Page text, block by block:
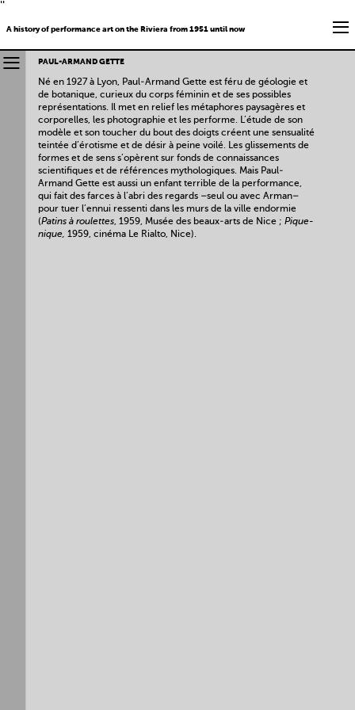
''
A history of performance art on the Riviera from 1951 until now
PAUL-ARMAND GETTE
Né en 1927 à Lyon, Paul-Armand Gette est féru de géologie et
de botanique, curieux du corps féminin et de ses possibles
représentations. Il met en relief les métaphores paysagères et
corporelles, les photographie et les performe. L’étude de son
modèle et son toucher du bout des doigts créent une sensualité
teintée d’érotisme et de désir à peine voilé. Les glissements de
formes et de sens s’opèrent sur fonds de connaissances
scientifiques et de références mythologiques. Mais Paul-
Armand Gette est aussi un enfant terrible de la performance,
qui fait des farces à l’abri des regards –seul ou avec Arman–
pour tuer l’ennui ressenti dans les murs de la ville endormie
(Patins à roulettes, 1959, Musée des beaux-arts de Nice ; Pique-
nique, 1959, cinéma Le Rialto, Nice).